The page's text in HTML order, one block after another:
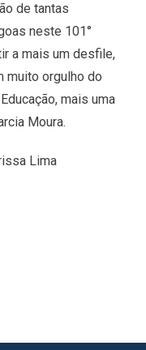
de tantas
neste 101°
a mais um desfile,
muito orgulho do
mais uma
Moura.
Lima